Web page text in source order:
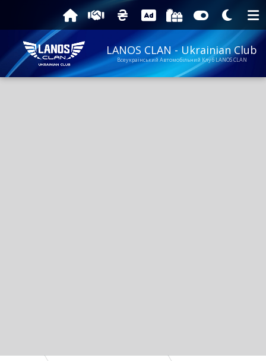
LANOS CLAN - Ukrainian Club
Всеукраїнський Автомобільний Клуб LANOS CLAN